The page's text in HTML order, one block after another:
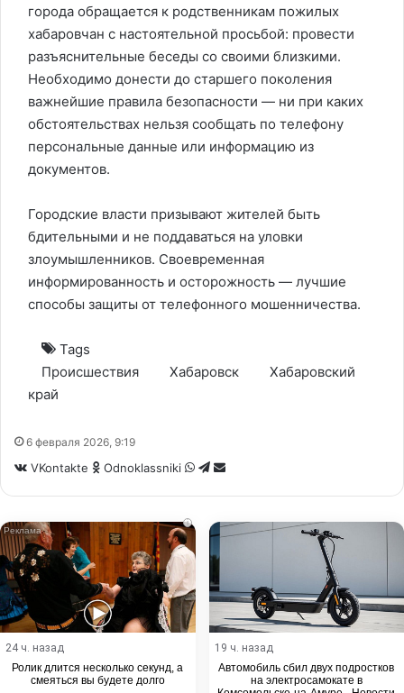
города обращается к родственникам пожилых
хабаровчан с настоятельной просьбой: провести
разъяснительные беседы со своими близкими.
Необходимо донести до старшего поколения
важнейшие правила безопасности — ни при каких
обстоятельствах нельзя сообщать по телефону
персональные данные или информацию из
документов.
Городские власти призывают жителей быть
бдительными и не поддаваться на уловки
злоумышленников. Своевременная
информированность и осторожность — лучшие
способы защиты от телефонного мошенничества.
Tags
Происшествия
Хабаровск
Хабаровский
край
6 февраля 2026, 9:19
VKontakte Odnoklassniki WhatsApp
Telegram
Share
i
24 ч. назад
Ролик длится несколько секунд, а
смеяться вы будете долго
19 ч. назад
Автомобиль сбил двух подростков
на электросамокате в